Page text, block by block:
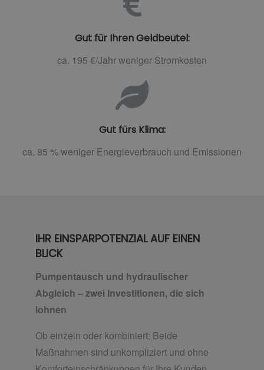
Gut für Ihren Geldbeutel:
ca. 195 €/Jahr weniger Stromkosten
Gut fürs Klima:
ca. 85 % weniger Energieverbrauch und Emissionen
IHR EINSPARPOTENZIAL AUF EINEN
BLICK
Pumpentausch und hydraulischer
Abgleich – zwei Investitionen, die sich
lohnen
Ob einzeln oder kombiniert: Beide
Maßnahmen sind unkompliziert und ohne